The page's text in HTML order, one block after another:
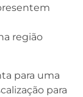
região
para uma
para